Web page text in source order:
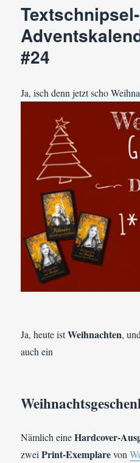
aber
der
Textschnipsel-
#24
Ja, isch denn jetzt scho
Ja, heute istWeihnachten,
auch ein
Nämlich eineHardcover-
zweiPrint-Exemplarevon